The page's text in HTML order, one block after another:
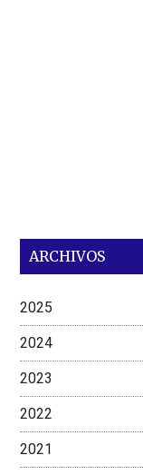
ARCHIVOS
2025
2024
2023
2022
2021